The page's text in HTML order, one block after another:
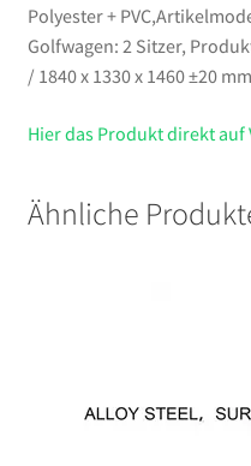
Polyester +
Golfwagen: 2 Sitzer,
/ 1840 x 1330 x 1460 ±20 mm
Hier das Produkt direkt auf
Ähnliche